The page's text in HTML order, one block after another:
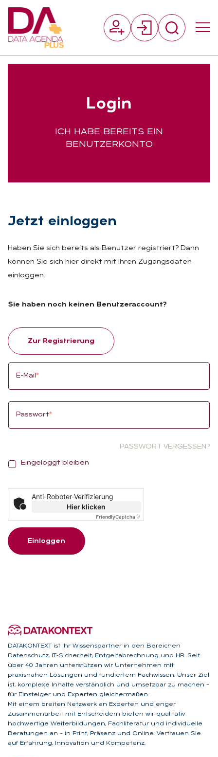
Suchfeld
Suchen
Log­in
ICH HABE BEREITS EIN
BENUTZERKONTO
Jetzt ein­log­gen
Haben Sie sich bereits als Benutzer registriert? Dann
können Sie sich hier direkt mit Ihren Zugangsdaten
einloggen.
Sie haben noch keinen Benutzeraccount?
Zur Registrierung
E-Mail*
Passwort*
PASSWORT VERGESSEN?
E
g
g
n
Eingeloggt bleiben
Anti-Roboter-Verifizierung
Hier klicken
FriendlyCaptcha ⇗
Einloggen
DATAKONTEXT ist Ihr Wissenspartner in den Bereichen
Datenschutz, IT-Sicherheit, Entgeltabrechnung und HR. Seit
über 40 Jahren unterstützen wir Unternehmen mit
praxisnahen Lösungen und fundiertem Fachwissen. Unser Ziel
ist, komplexe Inhalte verständlich und umsetzbar zu machen –
für Einsteiger und Experten gleichermaßen.
Mit einem breiten Netzwerk an Experten und enger
Zusammenarbeit mit Entscheidern bieten wir qualitativ
hochwertige Weiterbildungen, Fachliteratur und individuelle
Beratungen an – in Print, Präsenz und Online. Vertrauen Sie
auf Erfahrung, Innovation und Kompetenz.